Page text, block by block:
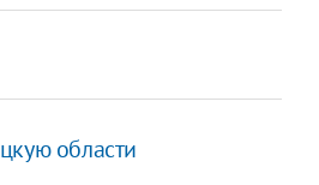
области